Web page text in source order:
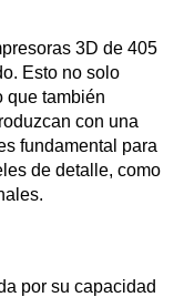
3D de 405
Esto no solo
que también
con una
fundamental para
de detalle, como
por su capacidad